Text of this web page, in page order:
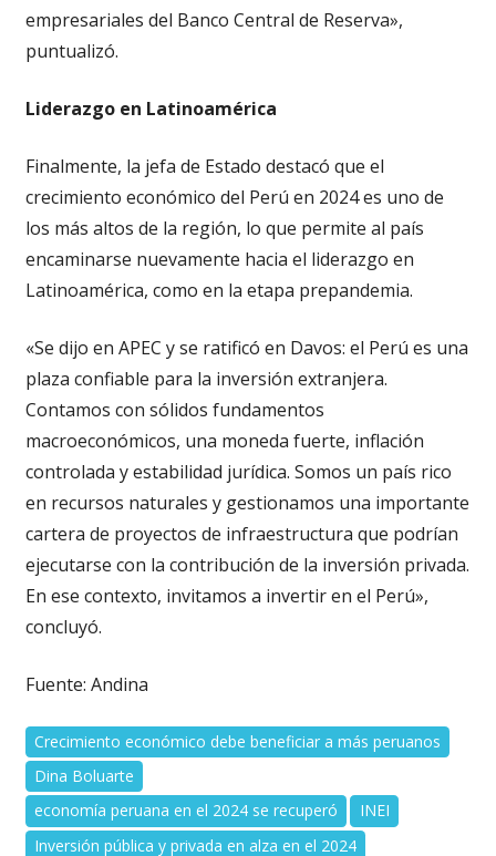
empresariales del Banco Central de Reserva»,
puntualizó.
Liderazgo en Latinoamérica
Finalmente, la jefa de Estado destacó que el
crecimiento económico del Perú en 2024 es uno de
los más altos de la región, lo que permite al país
encaminarse nuevamente hacia el liderazgo en
Latinoamérica, como en la etapa prepandemia.
«Se dijo en APEC y se ratificó en Davos: el Perú es una
plaza confiable para la inversión extranjera.
Contamos con sólidos fundamentos
macroeconómicos, una moneda fuerte, inflación
controlada y estabilidad jurídica. Somos un país rico
en recursos naturales y gestionamos una importante
cartera de proyectos de infraestructura que podrían
ejecutarse con la contribución de la inversión privada.
En ese contexto, invitamos a invertir en el Perú»,
concluyó.
Fuente: Andina
Crecimiento económico debe beneficiar a más peruanos
Dina Boluarte
economía peruana en el 2024 se recuperó
INEI
Inversión pública y privada en alza en el 2024